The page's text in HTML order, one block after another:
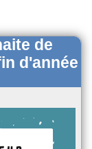
de
d'année